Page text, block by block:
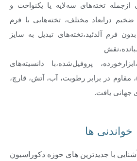
تخته‌های سه‌لایه یا یکنواخت و
درابعاد مختلف، تخته‌هایی با فرم
بدون فرم آلدئید،تخته‌های تبدیل به سایز
پروفیل‌شده،با دانسیته‌های
مقاوم در برابر رطوبت، آب، آتش، قارچ،
جهانی یافت.
خواندنی ها
با جدیدترین های حوزه دکوراسیون